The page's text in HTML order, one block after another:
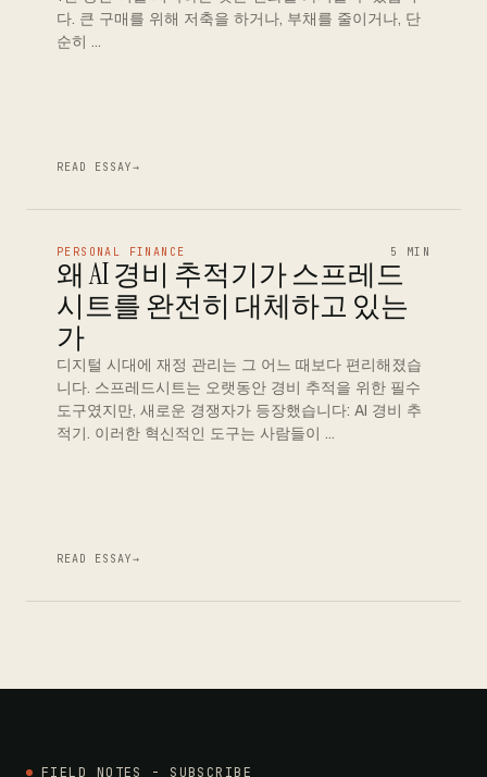
다. 큰 구매를 위해 저축을 하거나, 부채를 줄이거나, 단
순히 …
READ ESSAY→
PERSONAL FINANCE 5 MIN
왜 AI 경비 추적기가 스프레드
시트를 완전히 대체하고 있는
가
디지털 시대에 재정 관리는 그 어느 때보다 편리해졌습
니다. 스프레드시트는 오랫동안 경비 추적을 위한 필수
도구였지만, 새로운 경쟁자가 등장했습니다: AI 경비 추
적기. 이러한 혁신적인 도구는 사람들이 …
READ ESSAY→
FIELD NOTES - SUBSCRIBE